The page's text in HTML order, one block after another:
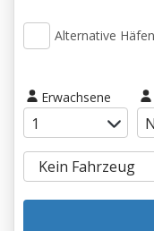
Alternative Häfen
Erwachsene